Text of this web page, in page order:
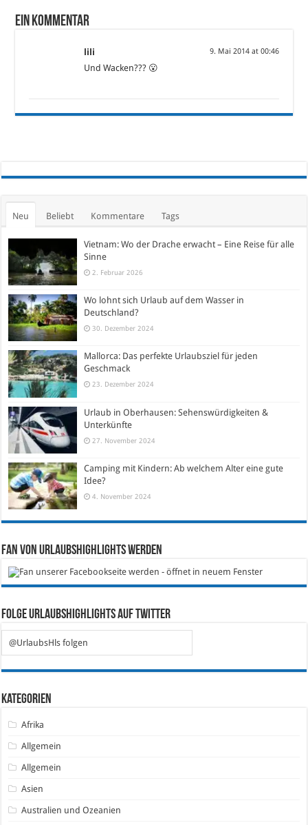
Ein Kommentar
lili 9. Mai 2014 at 00:46
Und Wacken??? 😮
Neu Beliebt Kommentare Tags
Vietnam: Wo der Drache erwacht – Eine Reise für alle
Sinne
2. Februar 2026
Wo lohnt sich Urlaub auf dem Wasser in
Deutschland?
30. Dezember 2024
Mallorca: Das perfekte Urlaubsziel für jeden
Geschmack
23. Dezember 2024
Urlaub in Oberhausen: Sehenswürdigkeiten &
Unterkünfte
27. November 2024
Camping mit Kindern: Ab welchem Alter eine gute
Idee?
4. November 2024
Fan von Urlaubshighlights werden
Folge Urlaubshighlights auf Twitter
@UrlaubsHls folgen
Kategorien
Afrika
Allgemein
Allgemein
Asien
Australien und Ozeanien